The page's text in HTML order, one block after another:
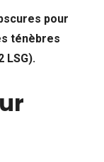
pour
ténèbres
LSG).